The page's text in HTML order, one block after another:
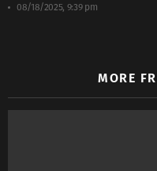
08/18/2025, 9:39 pm
MORE